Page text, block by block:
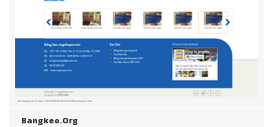
Bangkeo.org